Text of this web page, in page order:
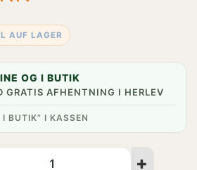
AUF LAGER
OG I BUTIK
GRATIS AFHENTNING I HERLEV
BUTIK” I KASSEN